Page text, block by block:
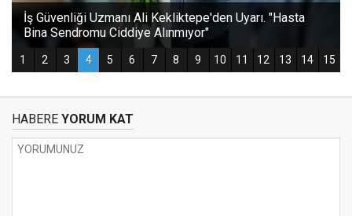
HABERE YORUM KAT